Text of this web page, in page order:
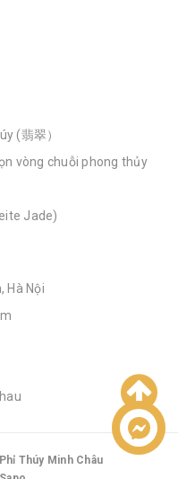
(翡翠）
vòng chuỗi phong thủy
Jade)
Hà Nội
Thúy Minh Châu
Liên hệ